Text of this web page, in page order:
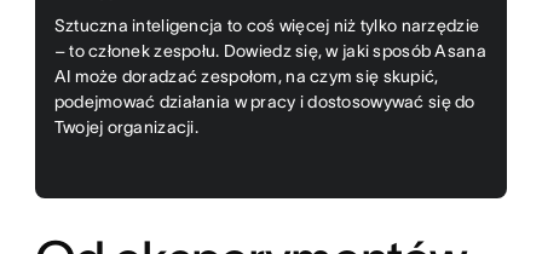
Sztuczna inteligencja to coś więcej niż tylko narzędzie
– to członek zespołu. Dowiedz się, w jaki sposób Asana
AI może doradzać zespołom, na czym się skupić,
podejmować działania w pracy i dostosowywać się do
Twojej organizacji.